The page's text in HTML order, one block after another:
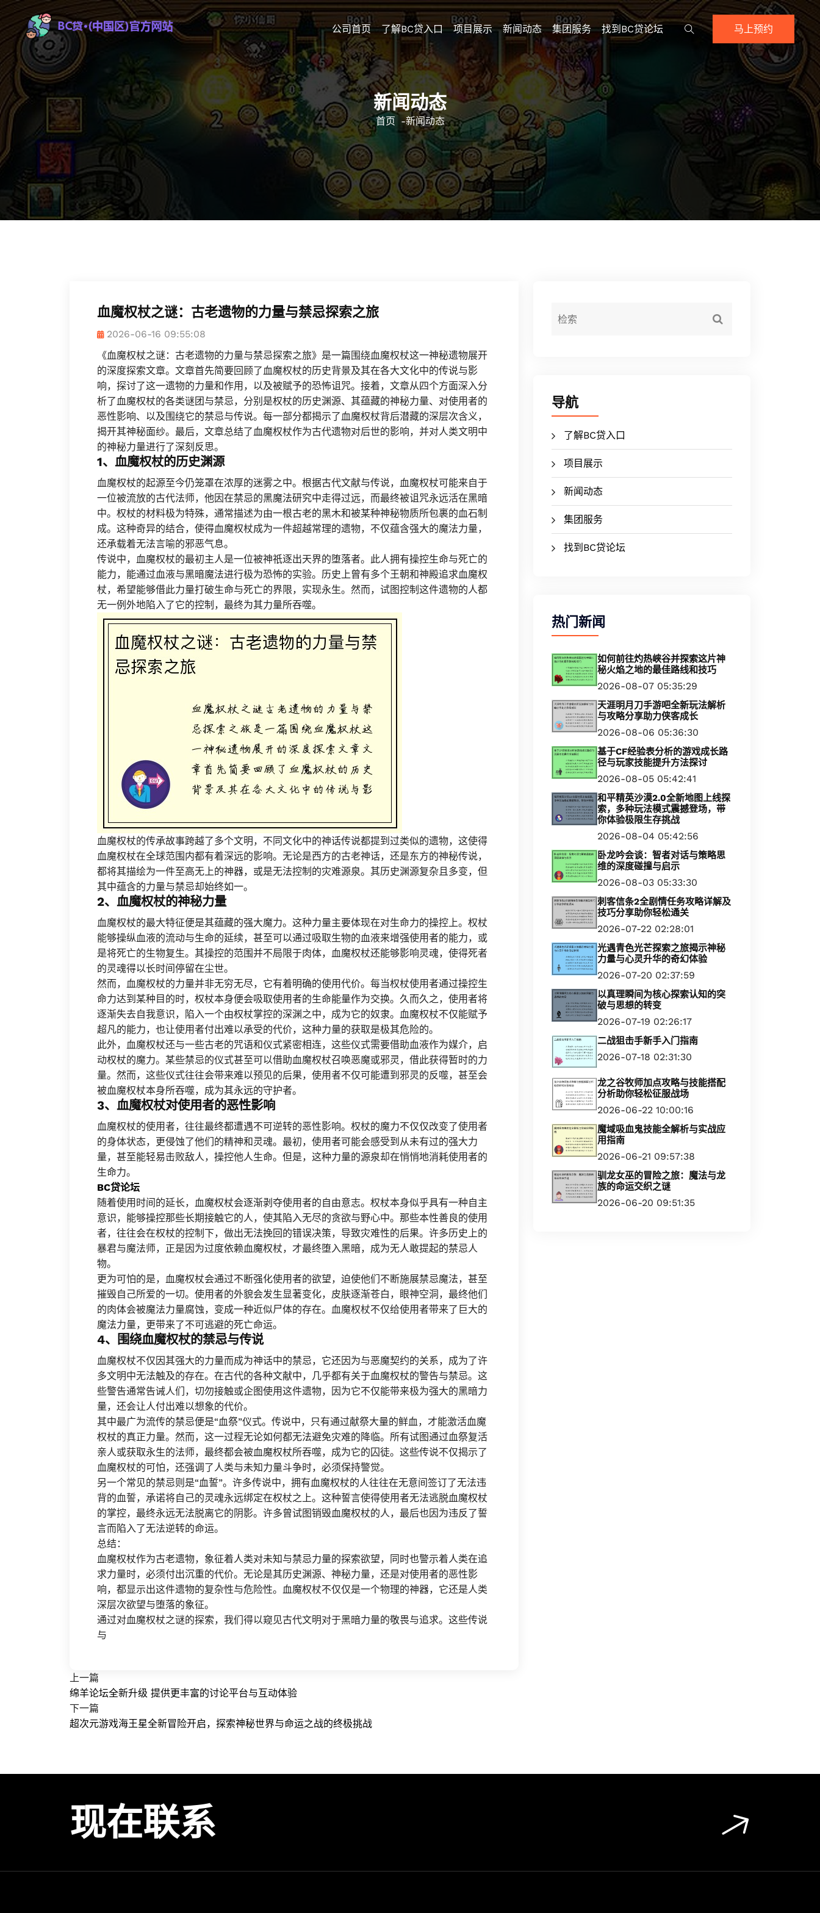
公司首页 了解BC贷入口 项目展示 新闻动态 集团服务 找到BC贷论坛 马上预约
新闻动态
首页 -新闻动态
血魔权杖之谜：古老遗物的力量与禁忌探索之旅
2026-06-16 09:55:08
《血魔权杖之谜：古老遗物的力量与禁忌探索之旅》是一篇围绕血魔权杖这一神秘遗物展开
的深度探索文章。文章首先简要回顾了血魔权杖的历史背景及其在各大文化中的传说与影
响，探讨了这一遗物的力量和作用，以及被赋予的恐怖诅咒。接着，文章从四个方面深入分
析了血魔权杖的各类谜团与禁忌，分别是权杖的历史渊源、其蕴藏的神秘力量、对使用者的
恶性影响、以及围绕它的禁忌与传说。每一部分都揭示了血魔权杖背后潜藏的深层次含义，
揭开其神秘面纱。最后，文章总结了血魔权杖作为古代遗物对后世的影响，并对人类文明中
的神秘力量进行了深刻反思。
1、血魔权杖的历史渊源
血魔权杖的起源至今仍笼罩在浓厚的迷雾之中。根据古代文献与传说，血魔权杖可能来自于
一位被流放的古代法师，他因在禁忌的黑魔法研究中走得过远，而最终被诅咒永远活在黑暗
中。权杖的材料极为特殊，通常描述为由一根古老的黑木和被某种神秘物质所包裹的血石制
成。这种奇异的结合，使得血魔权杖成为一件超越常理的遗物，不仅蕴含强大的魔法力量，
还承载着无法言喻的邪恶气息。
传说中，血魔权杖的最初主人是一位被神祇逐出天界的堕落者。此人拥有操控生命与死亡的
能力，能通过血液与黑暗魔法进行极为恐怖的实验。历史上曾有多个王朝和神殿追求血魔权
杖，希望能够借此力量打破生命与死亡的界限，实现永生。然而，试图控制这件遗物的人都
无一例外地陷入了它的控制，最终为其力量所吞噬。
血魔权杖的传承故事跨越了多个文明，不同文化中的神话传说都提到过类似的遗物，这使得
血魔权杖在全球范围内都有着深远的影响。无论是西方的古老神话，还是东方的神秘传说，
都将其描绘为一件至高无上的神器，或是无法控制的灾难源泉。其历史渊源复杂且多变，但
其中蕴含的力量与禁忌却始终如一。
2、血魔权杖的神秘力量
血魔权杖的最大特征便是其蕴藏的强大魔力。这种力量主要体现在对生命力的操控上。权杖
能够操纵血液的流动与生命的延续，甚至可以通过吸取生物的血液来增强使用者的能力，或
是将死亡的生物复生。其操控的范围并不局限于肉体，血魔权杖还能够影响灵魂，使得死者
的灵魂得以长时间停留在尘世。
然而，血魔权杖的力量并非无穷无尽，它有着明确的使用代价。每当权杖使用者通过操控生
命力达到某种目的时，权杖本身便会吸取使用者的生命能量作为交换。久而久之，使用者将
逐渐失去自我意识，陷入一个由权杖掌控的深渊之中，成为它的奴隶。血魔权杖不仅能赋予
超凡的能力，也让使用者付出难以承受的代价，这种力量的获取是极其危险的。
此外，血魔权杖还与一些古老的咒语和仪式紧密相连，这些仪式需要借助血液作为媒介，启
动权杖的魔力。某些禁忌的仪式甚至可以借助血魔权杖召唤恶魔或邪灵，借此获得暂时的力
量。然而，这些仪式往往会带来难以预见的后果，使用者不仅可能遭到邪灵的反噬，甚至会
被血魔权杖本身所吞噬，成为其永远的守护者。
3、血魔权杖对使用者的恶性影响
血魔权杖的使用者，往往最终都遭遇不可逆转的恶性影响。权杖的魔力不仅仅改变了使用者
的身体状态，更侵蚀了他们的精神和灵魂。最初，使用者可能会感受到从未有过的强大力
量，甚至能轻易击败敌人，操控他人生命。但是，这种力量的源泉却在悄悄地消耗使用者的
生命力。
BC贷论坛
随着使用时间的延长，血魔权杖会逐渐剥夺使用者的自由意志。权杖本身似乎具有一种自主
意识，能够操控那些长期接触它的人，使其陷入无尽的贪欲与野心中。那些本性善良的使用
者，往往会在权杖的控制下，做出无法挽回的错误决策，导致灾难性的后果。许多历史上的
暴君与魔法师，正是因为过度依赖血魔权杖，才最终堕入黑暗，成为无人敢提起的禁忌人
物。
更为可怕的是，血魔权杖会通过不断强化使用者的欲望，迫使他们不断施展禁忌魔法，甚至
摧毁自己所爱的一切。使用者的外貌会发生显著变化，皮肤逐渐苍白，眼神空洞，最终他们
的肉体会被魔法力量腐蚀，变成一种近似尸体的存在。血魔权杖不仅给使用者带来了巨大的
魔法力量，更带来了不可逃避的死亡命运。
4、围绕血魔权杖的禁忌与传说
血魔权杖不仅因其强大的力量而成为神话中的禁忌，它还因为与恶魔契约的关系，成为了许
多文明中无法触及的存在。在古代的各种文献中，几乎都有关于血魔权杖的警告与禁忌。这
些警告通常告诫人们，切勿接触或企图使用这件遗物，因为它不仅能带来极为强大的黑暗力
量，还会让人付出难以想象的代价。
其中最广为流传的禁忌便是“血祭”仪式。传说中，只有通过献祭大量的鲜血，才能激活血魔
权杖的真正力量。然而，这一过程无论如何都无法避免灾难的降临。所有试图通过血祭复活
亲人或获取永生的法师，最终都会被血魔权杖所吞噬，成为它的囚徒。这些传说不仅揭示了
血魔权杖的可怕，还强调了人类与未知力量斗争时，必须保持警觉。
另一个常见的禁忌则是“血誓”。许多传说中，拥有血魔权杖的人往往在无意间签订了无法违
背的血誓，承诺将自己的灵魂永远绑定在权杖之上。这种誓言使得使用者无法逃脱血魔权杖
的掌控，最终永远无法脱离它的阴影。许多曾试图销毁血魔权杖的人，最后也因为违反了誓
言而陷入了无法逆转的命运。
总结：
血魔权杖作为古老遗物，象征着人类对未知与禁忌力量的探索欲望，同时也警示着人类在追
求力量时，必须付出沉重的代价。无论是其历史渊源、神秘力量，还是对使用者的恶性影
响，都显示出这件遗物的复杂性与危险性。血魔权杖不仅仅是一个物理的神器，它还是人类
深层次欲望与堕落的象征。
通过对血魔权杖之谜的探索，我们得以窥见古代文明对于黑暗力量的敬畏与追求。这些传说
与
上一篇
绵羊论坛全新升级 提供更丰富的讨论平台与互动体验
下一篇
超次元游戏海王星全新冒险开启，探索神秘世界与命运之战的终极挑战
导航
了解BC贷入口
项目展示
新闻动态
集团服务
找到BC贷论坛
热门新闻
如何前往灼热峡谷并探索这片神
秘火焰之地的最佳路线和技巧
2026-08-07 05:35:29
天涯明月刀手游吧全新玩法解析
与攻略分享助力侠客成长
2026-08-06 05:36:30
基于CF经验表分析的游戏成长路
径与玩家技能提升方法探讨
2026-08-05 05:42:41
和平精英沙漠2.0全新地图上线探
索，多种玩法模式震撼登场，带
你体验极限生存挑战
2026-08-04 05:42:56
卧龙吟会谈：智者对话与策略思
维的深度碰撞与启示
2026-08-03 05:33:30
刺客信条2全剧情任务攻略详解及
技巧分享助你轻松通关
2026-07-22 02:28:01
光遇青色光芒探索之旅揭示神秘
力量与心灵升华的奇幻体验
2026-07-20 02:37:59
以真理瞬间为核心探索认知的突
破与思想的转变
2026-07-19 02:26:17
二战狙击手新手入门指南
2026-07-18 02:31:30
龙之谷牧师加点攻略与技能搭配
分析助你轻松征服战场
2026-06-22 10:00:16
魔域吸血鬼技能全解析与实战应
用指南
2026-06-21 09:57:38
驯龙女巫的冒险之旅：魔法与龙
族的命运交织之谜
2026-06-20 09:51:35
现在联系